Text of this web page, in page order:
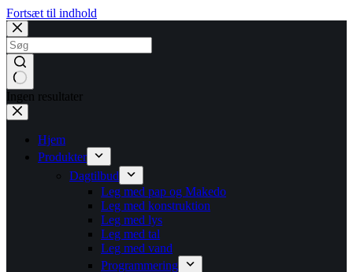
Fortsæt til indhold
Ingen resultater
Hjem
Produkter
Dagtilbud
Leg med pap og Makedo
Leg med konstruktion
Leg med lys
Leg med tal
Leg med vand
Programmering